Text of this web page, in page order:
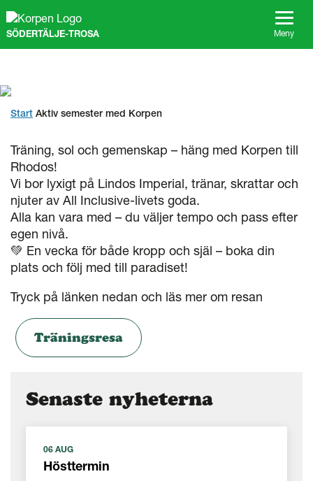
i
s
SÖDERTÄLJE-TROSA Meny
Start Aktiv semester med Korpen
Träning, sol och gemenskap – häng med Korpen till
Rhodos!
Vi bor lyxigt på Lindos Imperial, tränar, skrattar och
njuter av All Inclusive-livets goda.
Alla kan vara med – du väljer tempo och pass efter
egen nivå.
💚 En vecka för både kropp och själ – boka din
plats och följ med till paradiset!
Tryck på länken nedan och läs mer om resan
Träningsresa
Senaste nyheterna
06 AUG
Hösttermin